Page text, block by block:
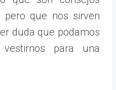
que nos sirven
duda que podamos
para una